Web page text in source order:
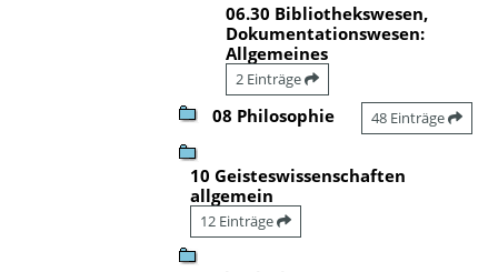
06.30 Bibliothekswesen,
Dokumentationswesen:
Allgemeines
2 Einträge
08 Philosophie 48 Einträge
10 Geisteswissenschaften
allgemein
12 Einträge